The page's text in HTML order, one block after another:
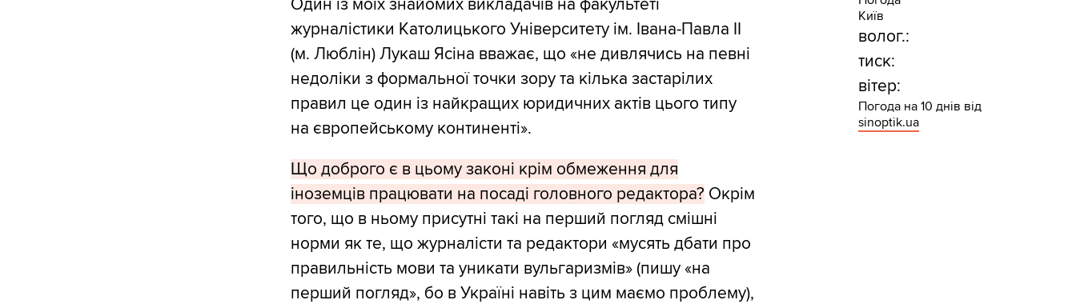
Один із моїх знайомих викладачів на факультеті
журналістики Католицького Університету ім. Івана-Павла ІІ
(м. Люблін) Лукаш Ясіна вважає, що «не дивлячись на певні
недоліки з формальної точки зору та кілька застарілих
правил це один із найкращих юридичних актів цього типу
на європейському континенті».
Що доброго є в цьому законі крім обмеження для
іноземців працювати на посаді головного редактора? Окрім
того, що в ньому присутні такі на перший погляд смішні
норми як те, що журналісти та редактори «мусять дбати про
правильність мови та уникати вульгаризмів» (пишу «на
перший погляд», бо в Україні навіть з цим маємо проблему),
Київ
волог.:
тиск:
вітер:
Погода на 10 днів від
sinoptik.ua